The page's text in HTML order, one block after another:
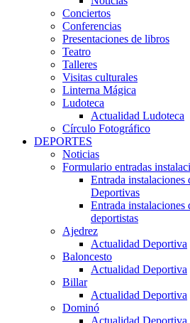
Conciertos
Conferencias
Presentaciones de libros
Teatro
Talleres
Visitas culturales
Linterna Mágica
Ludoteca
Actualidad Ludoteca
Círculo Fotográfico
DEPORTES
Noticias
Formulario entradas
Entrada instalaciones
Deportivas
Entrada instalaciones
deportistas
Ajedrez
Actualidad Deportiva
Baloncesto
Actualidad Deportiva
Billar
Actualidad Deportiva
Dominó